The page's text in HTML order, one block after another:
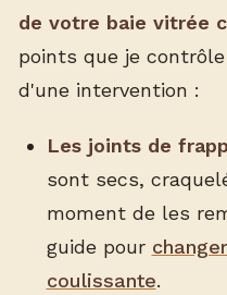
de votre baie vitrée
points que je
d'une intervention :
Les joints de
sont secs,
moment de les
guide pour
coulissante.